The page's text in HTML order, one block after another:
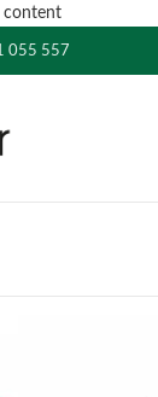
content
055 557